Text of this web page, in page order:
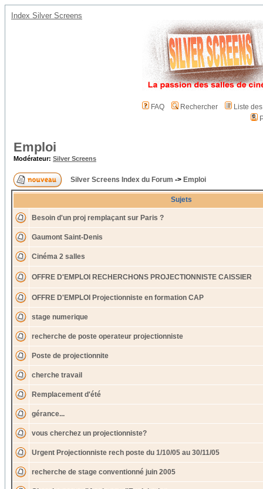
Index Silver Screens
FAQ Rechercher
Liste
Emploi
Modérateur: Silver Screens
Silver Screens Index du Forum -> Emploi
Sujets
Besoin d'un proj remplaçant sur Paris ?
Gaumont Saint-Denis
Cinéma 2 salles
OFFRE D'EMPLOI RECHERCHONS PROJECTIONNISTE CAISSIER
OFFRE D'EMPLOI Projectionniste en formation CAP
stage numerique
recherche de poste operateur projectionniste
Poste de projectionnite
cherche travail
Remplacement d'été
gérance...
vous cherchez un projectionniste?
Urgent Projectionniste rech poste du 1/10/05 au 30/11/05
recherche de stage conventionné juin 2005